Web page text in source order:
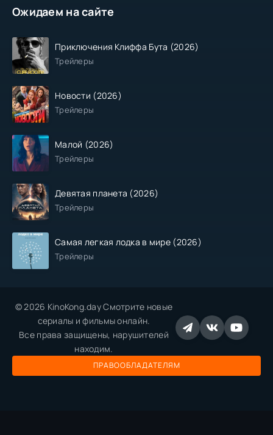
Ожидаем на сайте
Приключения Клиффа Бута (2026)
Трейлеры
Новости (2026)
Трейлеры
Малой (2026)
Трейлеры
Девятая планета (2026)
Трейлеры
Самая легкая лодка в мире (2026)
Трейлеры
© 2026 KinoKong.day Смотрите новые
сериалы и фильмы онлайн.
Все права защищены, нарушителей
находим.
ПРАВООБЛАДАТЕЛЯМ